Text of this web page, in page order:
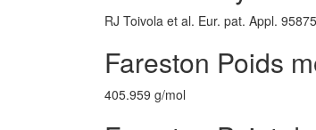
RJ Toivola et al. Eur. pat. Appl.
Fareston Poids
405.959 g/mol